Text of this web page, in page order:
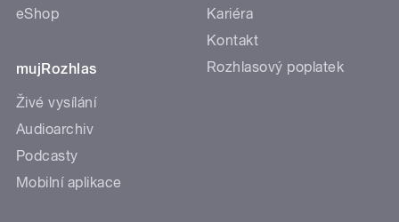
eShop
mujRozhlas
Živé vysílání
Audioarchiv
Podcasty
Mobilní aplikace
Kariéra
Kontakt
Rozhlasový poplatek